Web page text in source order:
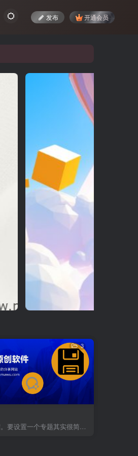
发布 开通会员
3
这里是专题介绍。要设置一个专题其实很简单，您只需...